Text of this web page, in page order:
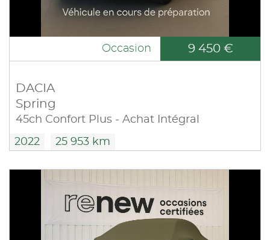
Occasion 9 450 €
DACIA
Spring
45ch Confort Plus - Achat Intégral
2022 25 953 km